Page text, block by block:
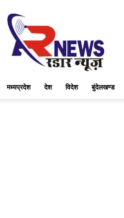
मध्यप्रदेश देश विदेश बुंदेलखण्ड